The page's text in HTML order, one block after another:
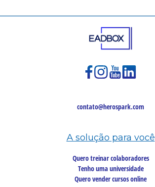
contato@herospark.com
A solução para você
Quero treinar colaboradores
Tenho uma universidade
Quero vender cursos online